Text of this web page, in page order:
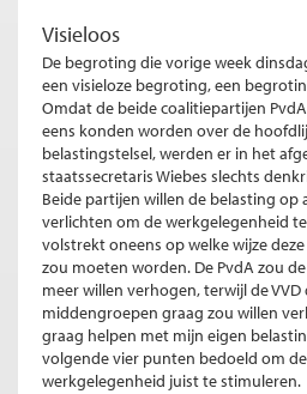
Visieloos
De begroting die vorige week
een visieloze begroting, een
Omdat de beide coalitiepartijen
eens konden worden over de
belastingstelsel, werden er in het
staatssecretaris Wiebes slechts
Beide partijen willen de belasting
verlichten om de werkgelegenheid
volstrekt oneens op welke wijze
zou moeten worden. De PvdA zou
meer willen verhogen, terwijl de
middengroepen graag zou willen
graag helpen met mijn eigen
volgende vier punten bedoeld om
werkgelegenheid juist te stimuleren.